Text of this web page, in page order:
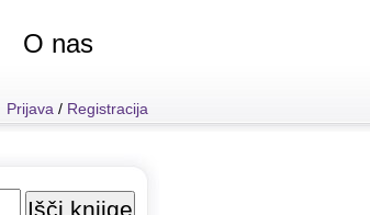
O nas
Prijava / Registracija